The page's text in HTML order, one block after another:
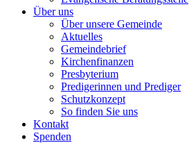
Über uns
Über unsere Gemeinde
Aktuelles
Gemeindebrief
Kirchenfinanzen
Presbyterium
Predigerinnen und Prediger
Schutzkonzept
So finden Sie uns
Kontakt
Spenden